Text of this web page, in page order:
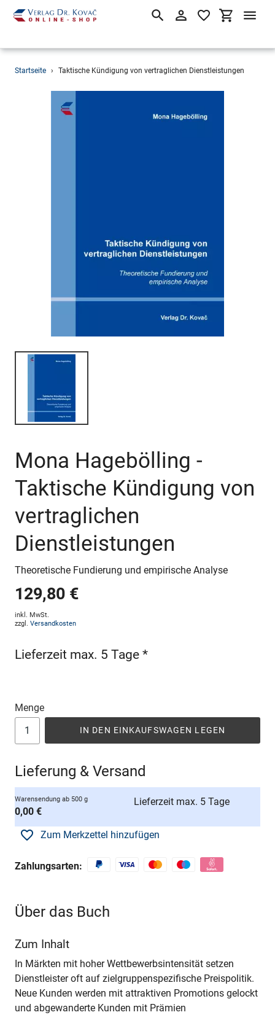
Direkt
SuchenEinloggen
Startseite › Taktische Kündigung von vertraglichen Dienstleistungen
Mona Hagebölling -
Taktische Kündigung von
vertraglichen
Dienstleistungen
Theoretische Fundierung und empirische Analyse
129,80 €
inkl. MwSt.
zzgl. Versandkosten
Lieferzeit max. 5 Tage *
Menge
IN DEN EINKAUFSWAGEN LEGEN
Lieferung & Versand
Warensendung ab 500 g
0,00 €
Lieferzeit max. 5 Tage
Zum Merkzettel hinzufügen
Zahlungsarten:
Über das Buch
Zum Inhalt
In Märkten mit hoher Wettbewerbsintensität setzen
Dienstleister oft auf zielgruppenspezifische Preispolitik.
Neue Kunden werden mit attraktiven Promotions gelockt
und abgewanderte Kunden mit Prämien